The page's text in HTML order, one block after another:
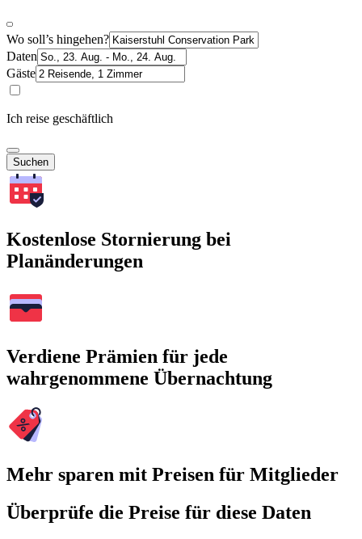
Wo soll’s hingehen?
Daten
Gäste
Ich reise geschäftlich
Suchen
Kostenlose Stornierung bei
Planänderungen
Verdiene Prämien für jede
wahrgenommene Übernachtung
Mehr sparen mit Preisen für Mitglieder
Überprüfe die Preise für diese Daten